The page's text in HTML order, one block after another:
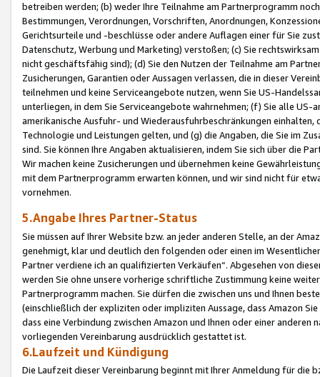
betreiben werden; (b) weder Ihre Teilnahme am Partnerprogramm
Bestimmungen, Verordnungen, Vorschriften, Anordnungen,
Gerichtsurteile und -beschlüsse oder andere Auflagen einer für Sie
Datenschutz, Werbung und Marketing) verstoßen; (c) Sie
nicht geschäftsfähig sind); (d) Sie den Nutzen der Teilnahme am
Zusicherungen, Garantien oder Aussagen verlassen, die in dieser
teilnehmen und keine Serviceangebote nutzen, wenn Sie US-
unterliegen, in dem Sie Serviceangebote wahrnehmen; (f) Sie alle
amerikanische Ausfuhr- und Wiederausfuhrbeschränkungen
Technologie und Leistungen gelten, und (g) die Angaben, die Sie im
sind. Sie können Ihre Angaben aktualisieren, indem Sie sich über die
Wir machen keine Zusicherungen und übernehmen keine
mit dem Partnerprogramm erwarten können, und wir sind nicht für
vornehmen.
5.Angabe Ihres Partner-Status
Sie müssen auf Ihrer Website bzw. an jeder anderen Stelle, an der
genehmigt, klar und deutlich den folgenden oder einen im
Partner verdiene ich an qualifizierten Verkäufen“. Abgesehen von
werden Sie ohne unsere vorherige schriftliche Zustimmung keine
Partnerprogramm machen. Sie dürfen die zwischen uns und Ihnen
(einschließlich der expliziten oder impliziten Aussage, dass Amazon
dass eine Verbindung zwischen Amazon und Ihnen oder einer
vorliegenden Vereinbarung ausdrücklich gestattet ist.
6.Laufzeit und Kündigung
Die Laufzeit dieser Vereinbarung beginnt mit Ihrer Anmeldung für die